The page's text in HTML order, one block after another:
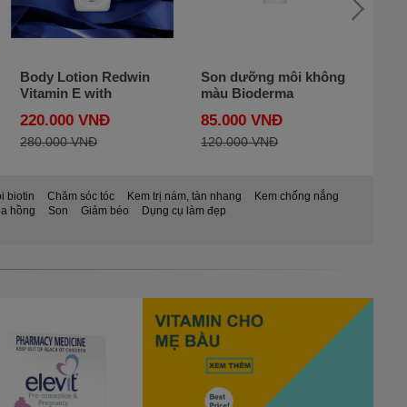
Body Lotion Redwin
Vitamin E with
400ml
220.000 VNĐ
280.000 VNĐ
Son dưỡng môi không
màu Bioderma
85.000 VNĐ
120.000 VNĐ
biotin Chăm sóc tóc Kem trị nám, tàn nhang
Kem chống nắng
hồng Son Giảm béo
Dụng cụ làm đẹp